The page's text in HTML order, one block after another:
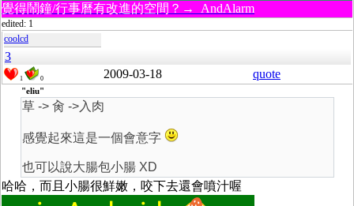
覺得鬧鐘/行事曆有改進的空間？→ AndAlarm
edited: 1
coolcd
3
1 0 2009-03-18 quote
"eliu"
草 -> 肏 ->入肉
感覺起來這是一個會意字
也可以說大腸包小腸 XD
哈哈，而且小腸很鮮嫩，咬下去還會噴汁喔